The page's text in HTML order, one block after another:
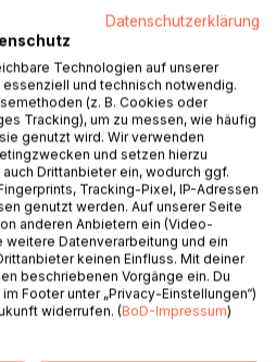
das Leben eines deutschen
und junger Mann
vom Weltgeschehen
Weltkrieges gestaltet. Dies
Einmarsch der Deutschen und
ab 1939 und führt schließlich
in das KZ Theresienstadt. Nach
Deutscher in der
isoliert und übersiedelt in
Datenschutzerklärung
Technologien auf unserer
und technisch notwendig.
(z. B. Cookies oder
Tracking), um zu messen, wie häufig
genutzt wird. Wir verwenden
und setzen hierzu
Drittanbieter ein, wodurch ggf.
Tracking-Pixel, IP-Adressen
genutzt werden. Auf unserer Seite
anderen Anbietern ein (Video-
weitere Datenverarbeitung und ein
keinen Einfluss. Mit deiner
beschriebenen Vorgänge ein. Du
Footer unter „Privacy-Einstellungen“)
widerrufen. (BoD-Impressum)